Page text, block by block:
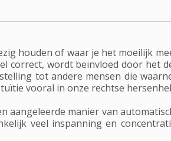
houden of waar je het moeilijk
correct, wordt beïnvloed door het
tot andere mensen die
vooral in onze rechtse
aangeleerde manier van
veel inspanning en